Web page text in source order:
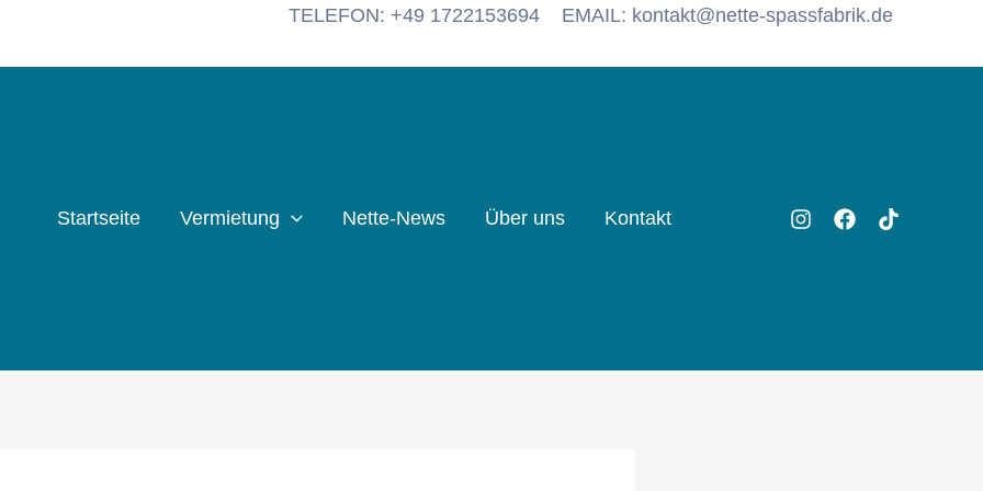
TELEFON: +49 1722153694 EMAIL: kontakt@nette-spassfabrik.de
Startseite Vermietung Nette-News Über uns Kontakt